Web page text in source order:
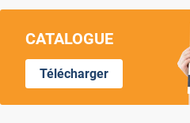
CATALOGUE
Télécharger